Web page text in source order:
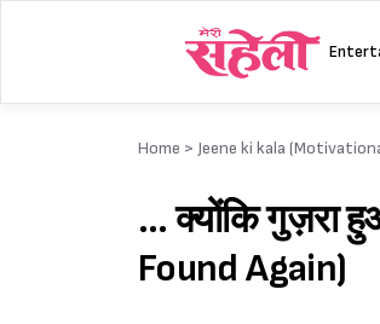
Home > Jeene ki kala
… क्योंकि गुज़रा
Found Again)